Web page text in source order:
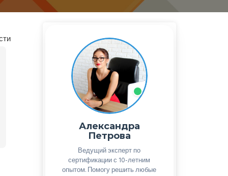
Александра
Петрова
Ведущий эксперт по
сертификации с 10-летним
опытом. Помогу решить любые